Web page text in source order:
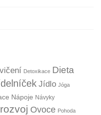
Detoxikace Dieta
Jídlo Jóga
Nápoje Návyky
Ovoce Pohoda